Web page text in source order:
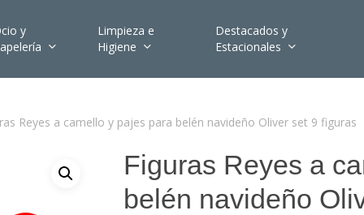
y
Limpieza e
Higiene
Destacados y
Estacionales
Reyes a camello y pajes para belén navideño Oliver set 9 figuras
Figuras Reyes a
belén navideño